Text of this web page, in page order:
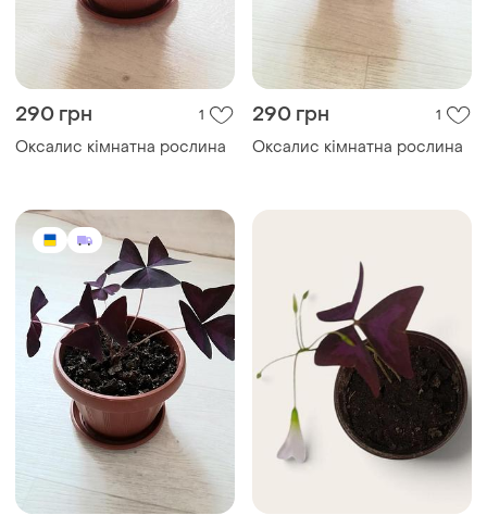
290 грн 1
Оксалис кімнатна рослина
290 грн 1
Оксалис кімнатна рослина